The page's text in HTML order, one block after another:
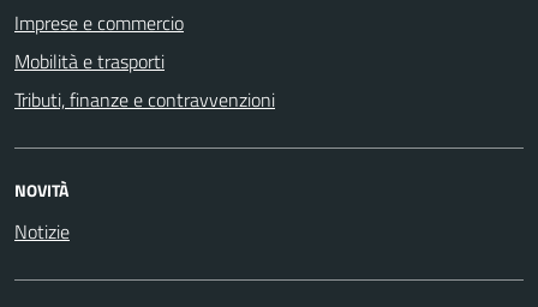
Imprese e commercio
Mobilità e trasporti
Tributi, finanze e contravvenzioni
NOVITÀ
Notizie